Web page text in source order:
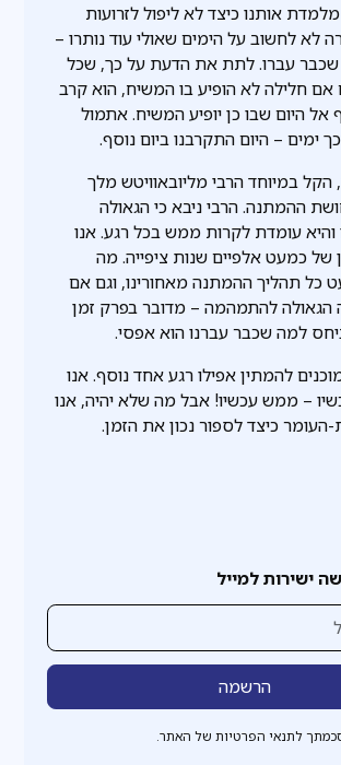
ישירות למייל
לתנאי הפרטיות של האתר.
אותנו כיצד לא ליפול לזרועות
לא לחשוב על הימים שאולי עוד נותרו –
עברו. לתת את הדעת על כך, שכל
אם חלילה לא הופיע בו המשיח, הוא קרב
אל היום שבו כן יופיע המשיח. אתמול
ימים – היום התקרבנו ביום נוסף.
הקל במיוחד הרבי מליובאוויטש מלך
ההמתנה. הרבי ניבא כי הגאולה
עומדת לקרות ממש בכל רגע. אנו
של כמעט אלפיים שנות ציפייה. מה
כל תהליך ההמתנה מאחורינו, וגם אם
הגאולה להתמהמה – מדובר בפרק זמן
למה שכבר עברנו הוא אפסי.
להמתין אפילו רגע אחד נוסף. אנו
– ממש עכשיו! אבל מה שלא יהיה, אנו
כיצד לספור נכון את הזמן.